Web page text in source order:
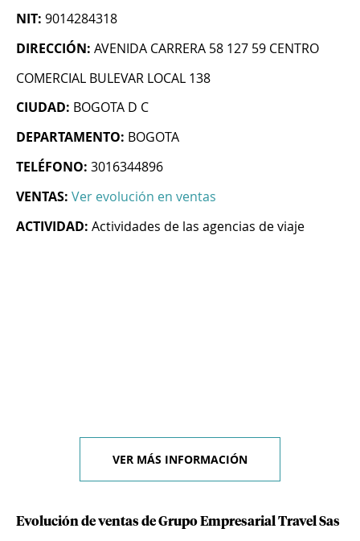
NIT: 9014284318
DIRECCIÓN: AVENIDA CARRERA 58 127 59 CENTRO
COMERCIAL BULEVAR LOCAL 138
CIUDAD: BOGOTA D C
DEPARTAMENTO: BOGOTA
TELÉFONO: 3016344896
VENTAS: Ver evolución en ventas
ACTIVIDAD: Actividades de las agencias de viaje
VER MÁS INFORMACIÓN
Evolución de ventas de Grupo Empresarial Travel Sas